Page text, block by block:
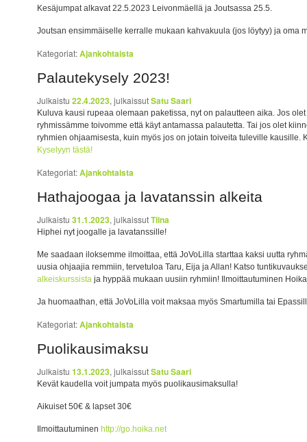
Kesäjumpat alkavat 22.5.2023 Leivonmäellä ja Joutsassa 25.5.
Joutsan ensimmäiselle kerralle mukaan kahvakuula (jos löytyy) ja oma
Kategoriat:Ajankohtaista
Palautekysely 2023!
Julkaistu22.4.2023, julkaissutSatu Saari
Kuluva kausi rupeaa olemaan paketissa, nyt on palautteen aika. Jos
ryhmissämme toivomme että käyt antamassa palautetta. Tai jos olet
ryhmien ohjaamisesta, kuin myös jos on jotain toiveita tuleville kausille.
Kyselyyn tästä!
Kategoriat:Ajankohtaista
Hathajoogaa ja lavatanssin alkeita
Julkaistu31.1.2023, julkaissutTiina
Hiphei nyt joogalle ja lavatanssille!
Me saadaan iloksemme ilmoittaa, että JoVoLilla starttaa kaksi uutta
uusia ohjaajia remmiin, tervetuloa Taru, Eija ja Allan! Katso
alkeiskurssista ja hyppää mukaan uusiin ryhmiin! Ilmoittautuminen
Ja huomaathan, että JoVoLilla voit maksaa myös Smartumilla tai
Kategoriat:Ajankohtaista
Puolikausimaksu
Julkaistu13.1.2023, julkaissutSatu Saari
Kevät kaudella voit jumpata myös puolikausimaksulla!
Aikuiset 50€ & lapset 30€
Ilmoittautuminenhttp://go.hoika.net